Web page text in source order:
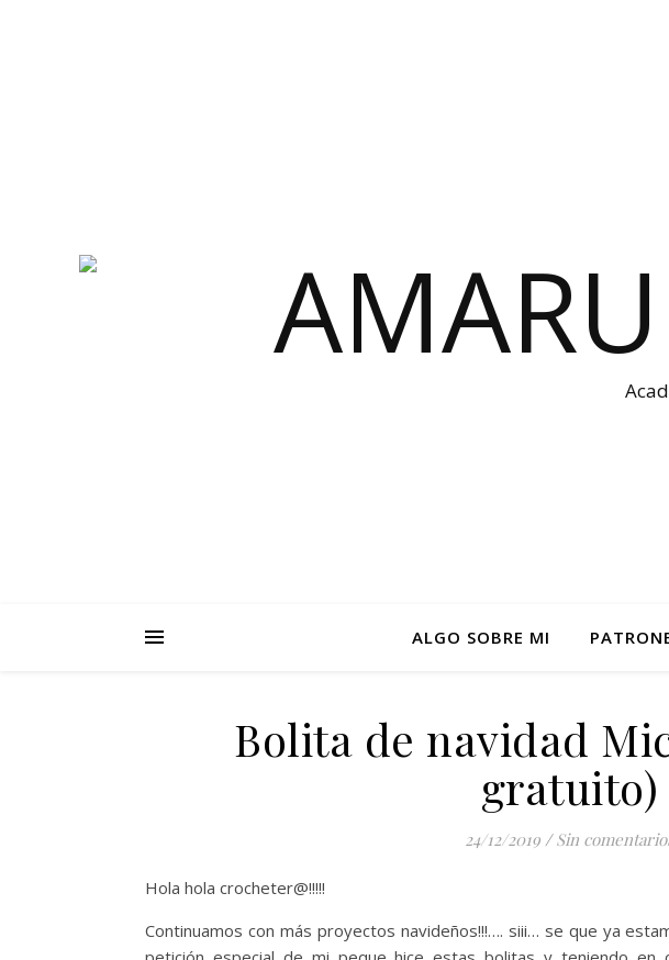
ALGO SOBRE MI
Bolita de navidad
gratuito)
24/12/2019 / Sin
Hola hola crocheter@!!!!!
Continuamos con más proyectos navideños!!!…. siii… se que ya